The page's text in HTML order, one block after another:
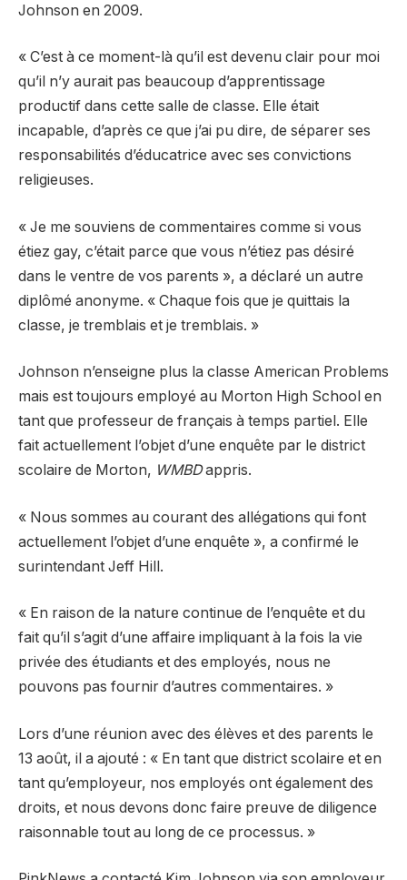
Johnson en 2009.
« C’est à ce moment-là qu’il est devenu clair pour moi
qu’il n’y aurait pas beaucoup d’apprentissage
productif dans cette salle de classe. Elle était
incapable, d’après ce que j’ai pu dire, de séparer ses
responsabilités d’éducatrice avec ses convictions
religieuses.
« Je me souviens de commentaires comme si vous
étiez gay, c’était parce que vous n’étiez pas désiré
dans le ventre de vos parents », a déclaré un autre
diplômé anonyme. « Chaque fois que je quittais la
classe, je tremblais et je tremblais. »
Johnson n’enseigne plus la classe American Problems
mais est toujours employé au Morton High School en
tant que professeur de français à temps partiel. Elle
fait actuellement l’objet d’une enquête par le district
scolaire de Morton, WMBDappris.
« Nous sommes au courant des allégations qui font
actuellement l’objet d’une enquête », a confirmé le
surintendant Jeff Hill.
« En raison de la nature continue de l’enquête et du
fait qu’il s’agit d’une affaire impliquant à la fois la vie
privée des étudiants et des employés, nous ne
pouvons pas fournir d’autres commentaires. »
Lors d’une réunion avec des élèves et des parents le
13 août, il a ajouté : « En tant que district scolaire et en
tant qu’employeur, nos employés ont également des
droits, et nous devons donc faire preuve de diligence
raisonnable tout au long de ce processus. »